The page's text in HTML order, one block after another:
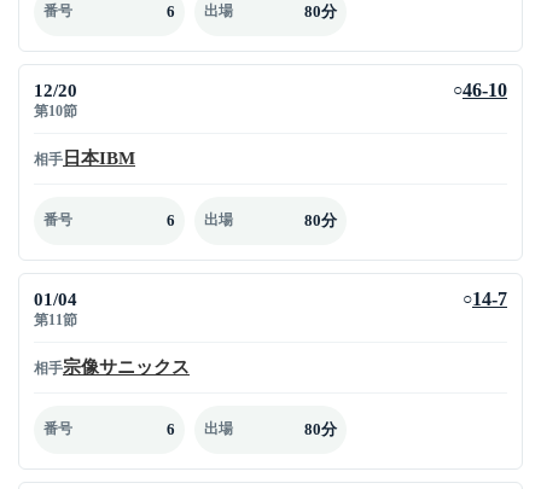
番号 6 出場 80分
12/20
第10節
○46-10
相手 日本IBM
番号 6 出場 80分
01/04
第11節
○14-7
相手宗像サニックス
番号 6 出場 80分